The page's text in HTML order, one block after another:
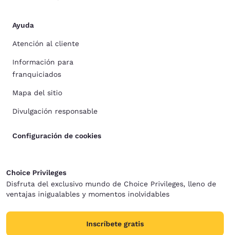
Ayuda
Atención al cliente
Información para
franquiciados
Mapa del sitio
Divulgación responsable
Configuración de cookies
Choice Privileges
Disfruta del exclusivo mundo de Choice Privileges, lleno de
ventajas inigualables y momentos inolvidables
Inscríbete gratis